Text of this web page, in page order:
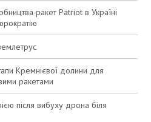
ракет Patriot в Україні
Кремнієвої долини для
ракетами
після вибуху дрона біля